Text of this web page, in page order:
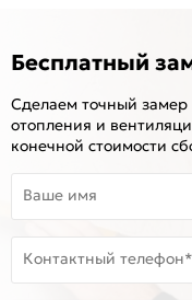
Бесплатный
Сделаем точный замер
отопления и
конечной стоимости
Ваше имя
Контактный телефон*